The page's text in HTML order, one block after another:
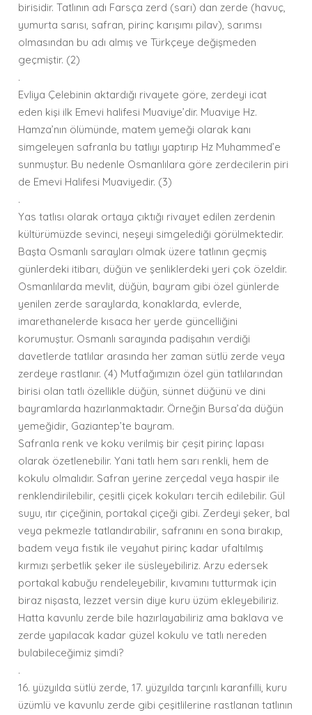
birisidir. Tatlının adı Farsça zerd (sarı) dan zerde (havuç,
yumurta sarısı, safran, pirinç karışımı pilav), sarımsı
olmasından bu adı almış ve Türkçeye değişmeden
geçmiştir. (2)
.
Evliya Çelebinin aktardığı rivayete göre, zerdeyi icat
eden kişi ilk Emevi halifesi Muaviye’dir. Muaviye Hz.
Hamza’nın ölümünde, matem yemeği olarak kanı
simgeleyen safranla bu tatlıyı yaptırıp Hz Muhammed’e
sunmuştur. Bu nedenle Osmanlılara göre zerdecilerin piri
de Emevi Halifesi Muaviyedir. (3)
.
Yas tatlısı olarak ortaya çıktığı rivayet edilen zerdenin
kültürümüzde sevinci, neşeyi simgelediği görülmektedir.
Başta Osmanlı sarayları olmak üzere tatlının geçmiş
günlerdeki itibarı, düğün ve şenliklerdeki yeri çok özeldir.
Osmanlılarda mevlit, düğün, bayram gibi özel günlerde
yenilen zerde saraylarda, konaklarda, evlerde,
imarethanelerde kısaca her yerde güncelliğini
korumuştur. Osmanlı sarayında padişahın verdiği
davetlerde tatlılar arasında her zaman sütlü zerde veya
zerdeye rastlanır. (4) Mutfağımızın özel gün tatlılarından
birisi olan tatlı özellikle düğün, sünnet düğünü ve dini
bayramlarda hazırlanmaktadır. Örneğin Bursa’da düğün
yemeğidir, Gaziantep’te bayram.
Safranla renk ve koku verilmiş bir çeşit pirinç lapası
olarak özetlenebilir. Yani tatlı hem sarı renkli, hem de
kokulu olmalıdır. Safran yerine zerçedal veya haspir ile
renklendirilebilir, çeşitli çiçek kokuları tercih edilebilir. Gül
suyu, ıtır çiçeğinin, portakal çiçeği gibi. Zerdeyi şeker, bal
veya pekmezle tatlandırabilir, safranını en sona bırakıp,
badem veya fıstık ile veyahut pirinç kadar ufaltılmış
kırmızı şerbetlik şeker ile süsleyebiliriz. Arzu edersek
portakal kabuğu rendeleyebilir, kıvamını tutturmak için
biraz nişasta, lezzet versin diye kuru üzüm ekleyebiliriz.
Hatta kavunlu zerde bile hazırlayabiliriz ama baklava ve
zerde yapılacak kadar güzel kokulu ve tatlı nereden
bulabileceğimiz şimdi?
.
16. yüzyılda sütlü zerde, 17. yüzyılda tarçınlı karanfilli, kuru
üzümlü ve kavunlu zerde gibi çeşitlilerine rastlanan tatlının